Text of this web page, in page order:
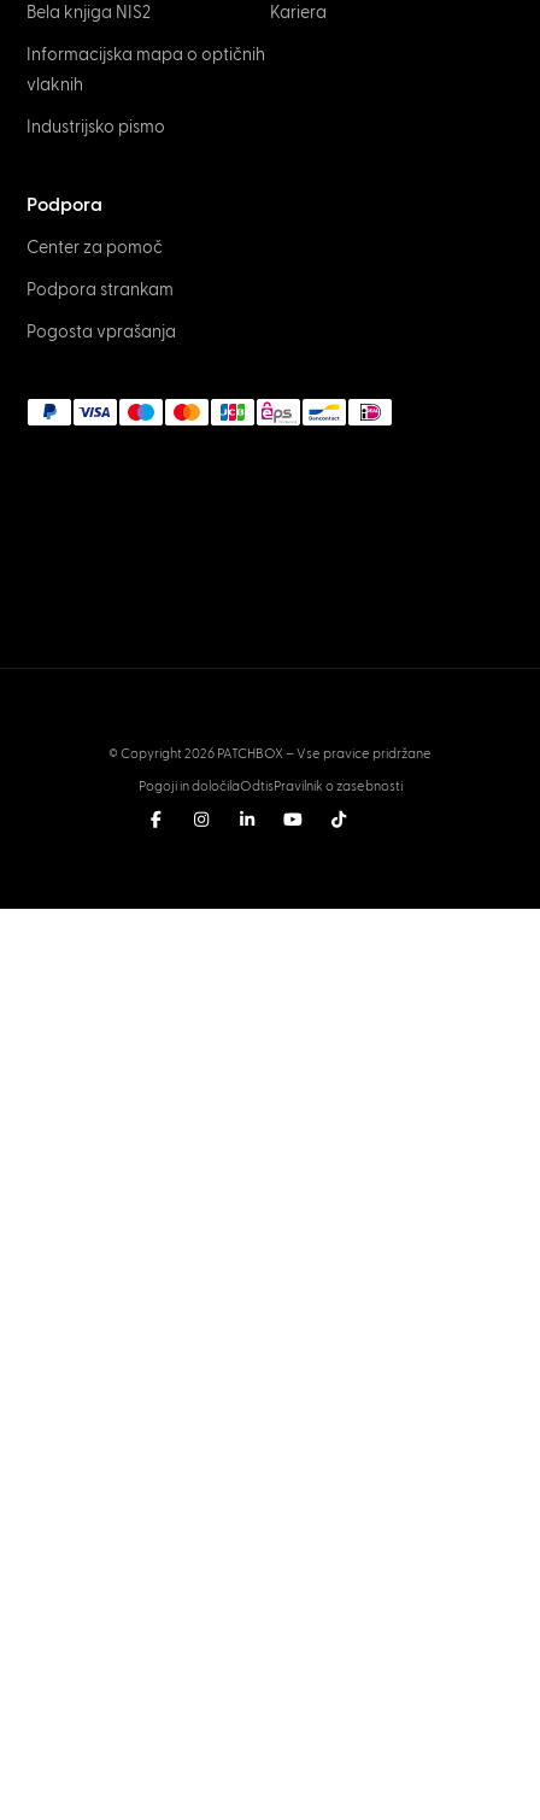
Bela knjiga NIS2
Informacijska mapa o optičnih
vlaknih
Industrijsko pismo
Kariera
Podpora
Center za pomoč
Podpora strankam
Pogosta vprašanja
© Copyright 2026 PATCHBOX – Vse pravice pridržane
Pogoji in določilaOdtisPravilnik o zasebnosti